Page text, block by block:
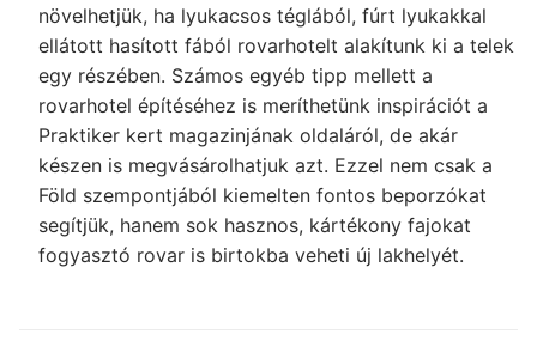
növelhetjük, ha lyukacsos téglából, fúrt lyukakkal
ellátott hasított fából rovarhotelt alakítunk ki a telek
egy részében. Számos egyéb tipp mellett a
rovarhotel építéséhez is meríthetünk inspirációt a
Praktiker kert magazinjának oldaláról, de akár
készen is megvásárolhatjuk azt. Ezzel nem csak a
Föld szempontjából kiemelten fontos beporzókat
segítjük, hanem sok hasznos, kártékony fajokat
fogyasztó rovar is birtokba veheti új lakhelyét.